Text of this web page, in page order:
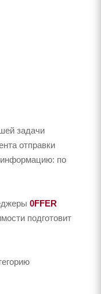
задачи
отправки
информацию: по
0FFER
подготовит